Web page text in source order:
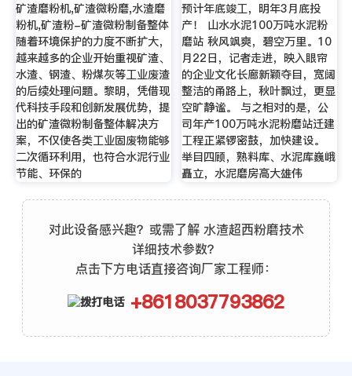
矿渣磨粉机,矿渣微粉磨,水渣磨
粉机,矿渣粉-矿渣微粉制备整体
随着环境保护的力度不断扩大，
越来越多的企业开始重视矿渣、
水渣、钢渣、粉煤灰等工业废渣
的后续处理问题。黎明，凭借现
代科技手段和创新发展优势，提
出的矿渣微粉制备整体解决方
案，不仅使各类工业固废物能够
二次循环利用，也符合水泥行业
节能、环保的
预计年底竣工，明年3月底投
产！ 山水水泥100万吨水泥粉
磨站 秋风飒爽，碧空万里。10
月22日，记者走进，映入眼帘
的企业文化长廊新颖夺目，宽阔
整洁的甬路上，秋叶飘过，更显
空旷静谧。 与之相对的是，公
司年产100万吨水泥粉磨站迁建
工程正紧锣密鼓，加快建设。
举目四顾，熟料库、水泥库巍峨
矗立，水泥磨房高大雄伟
对此设备感兴趣？或需了解 水渣超西粉磨技术
详细技术参数？
点击下方电话直接咨询厂家工程师：
+8618037793862